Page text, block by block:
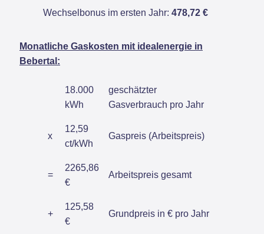
Wechselbonus im ersten Jahr: 478,72 €
Monatliche Gaskosten mit idealenergie in
Bebertal:
18.000
kWh
geschätzter
Gasverbrauch pro Jahr
x
12,59
ct/kWh
Gaspreis (Arbeitspreis)
=
2265,86
€
Arbeitspreis gesamt
+
125,58
€
Grundpreis in € pro Jahr